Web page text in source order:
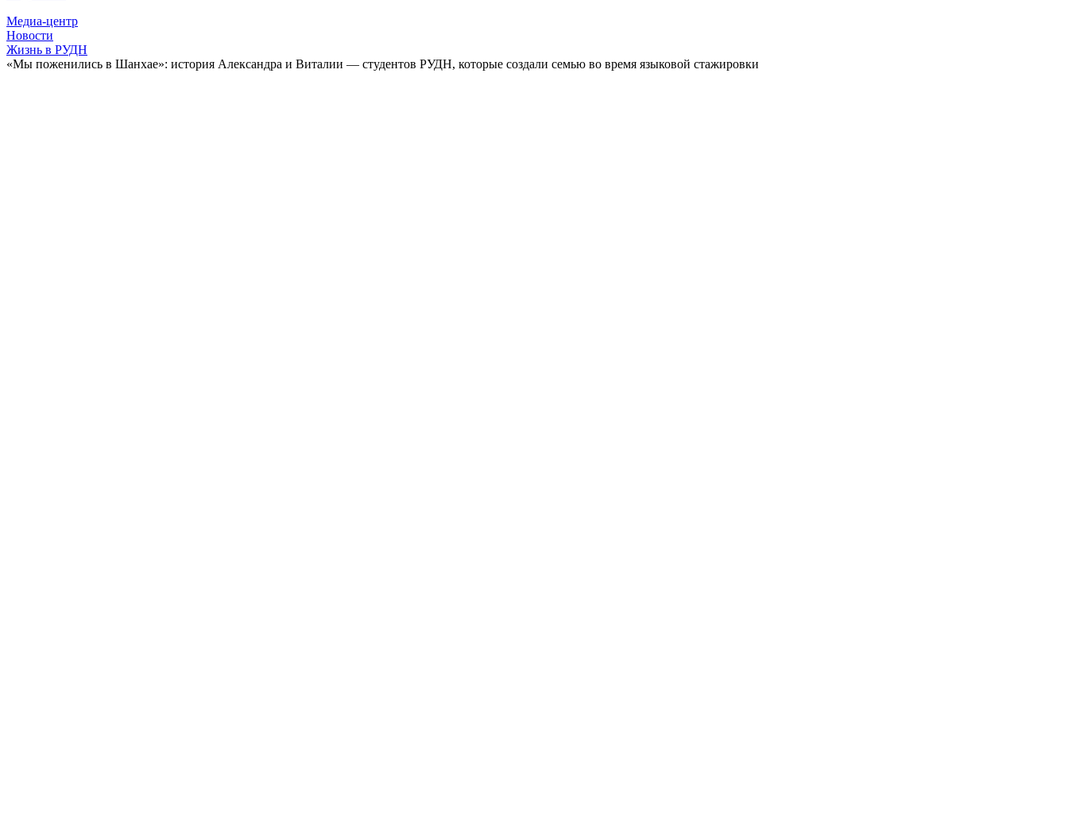
Медиа-центр
Новости
Жизнь в РУДН
«Мы поженились в Шанхае»: история Александра и Виталии — студентов РУДН, которые создали семью во время языковой стажировки